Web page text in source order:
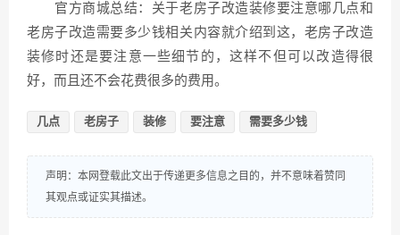
官方商城总结：关于老房子改造装修要注意哪几点和
老房子改造需要多少钱相关内容就介绍到这，老房子改造
装修时还是要注意一些细节的，这样不但可以改造得很
好，而且还不会花费很多的费用。
几点 老房子 装修 要注意 需要多少钱
声明：本网登载此文出于传递更多信息之目的，并不意味着赞同
其观点或证实其描述。